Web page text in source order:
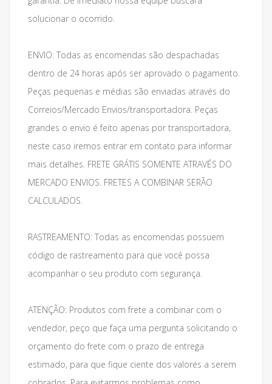
solucionar o ocorrido.
ENVIO: Todas as encomendas são despachadas
dentro de 24 horas após ser aprovado o pagamento.
Peças pequenas e médias são enviadas através do
Correios/Mercado Envios/transportadora. Peças
grandes o envio é feito apenas por transportadora,
neste caso iremos entrar em contato para informar
mais detalhes. FRETE GRÁTIS SOMENTE ATRAVÉS DO
MERCADO ENVIOS. FRETES A COMBINAR SERÃO
CALCULADOS.
RASTREAMENTO: Todas as encomendas possuem
código de rastreamento para que você possa
acompanhar o seu produto com segurança.
ATENÇÃO: Produtos com frete a combinar com o
vendedor, peço que faça uma pergunta solicitando o
orçamento do frete com o prazo de entrega
estimado, para que fique ciente dos valores a serem